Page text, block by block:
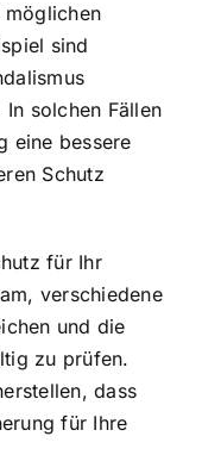
möglichen
sind
solchen Fällen
eine bessere
Schutz
für Ihr
verschiedene
und die
zu prüfen.
dass
für Ihre